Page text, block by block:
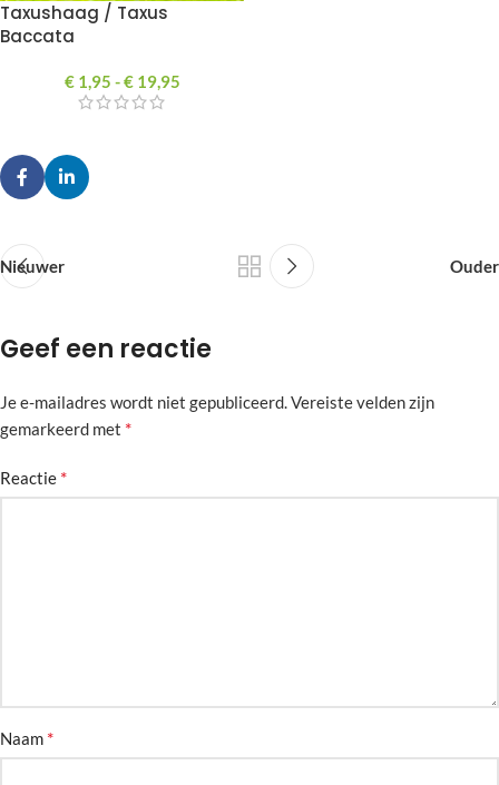
Taxushaag / Taxus
Baccata
€1,95 -€19,95
Nieuwer Ouder
Geef een reactie
Je e-mailadres wordt niet gepubliceerd.Vereiste velden zijn
gemarkeerd met *
Reactie *
Naam *
Alternative: